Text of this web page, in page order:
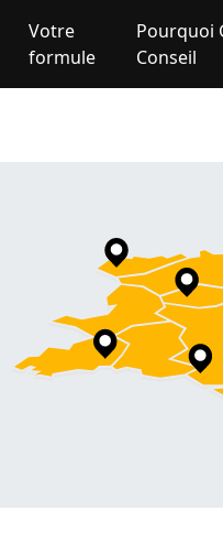
Votre
formule
Pourquoi
Conseil